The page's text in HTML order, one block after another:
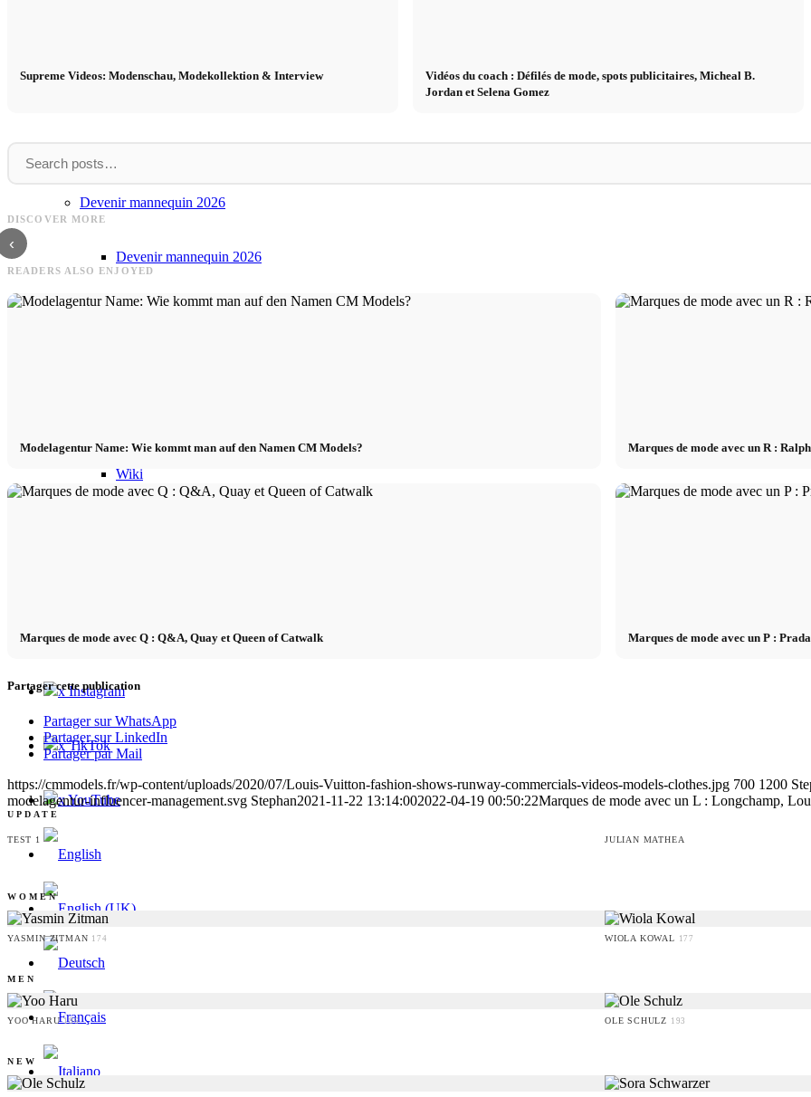
Devenir mannequin 2026
Devenir mannequin 2026
Podcast modèle
Wiki
Contact
x Instagram
x TikTok
x YouTube
Supreme Videos: Modenschau, Modekollektion & Interview
Vidéos du coach : Défilés de mode, spots publicitaires, Micheal B.
Jordan et Selena Gomez
DISCOVER MORE
‹
Levi's Marke: Jeans, Jeansjacke und
Winterjacke
READERS ALSO ENJOYED
Modelagentur Name: Wie kommt man auf den Namen CM Models? Marques de mode avec un R :
Marques de mode avec Q : Q&A, Quay et Queen of Catwalk Marques de mode avec un P :
Partager cette publication
Partager sur WhatsApp
Partager sur LinkedIn
Partager par Mail
https://cmmodels.fr/wp-content/uploads/2020/07/Louis-Vuitton-fashion-shows-runway-commercials-videos-models-clothes.jpg 700 1200
modelagentur-influencer-management.svg Stephan2021-11-22 13:14:002022-04-19 00:50:22Marques de mode avec un L : Longchamp,
UPDATE
TEST 1
JULIAN MATHEA
WOMEN
YASMIN ZITMAN 174 WIOLA KOWAL 177
MEN
YOO HARU186 OLE SCHULZ 193
NEW